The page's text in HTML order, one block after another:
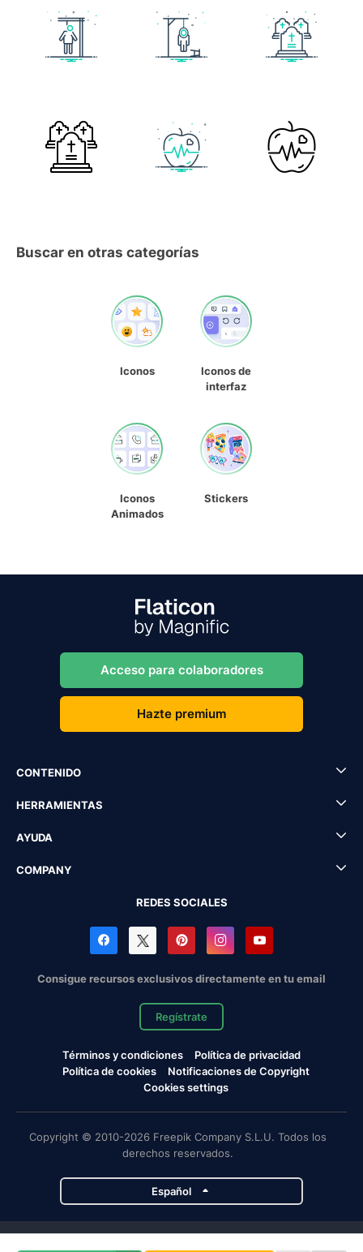
Buscar en otras categorías
Iconos
Iconos de
interfaz
Iconos
Animados
Stickers
Acceso para colaboradores
Hazte premium
CONTENIDO
HERRAMIENTAS
AYUDA
COMPANY
REDES SOCIALES
Consigue recursos exclusivos directamente en tu email
Regístrate
Términos y condiciones
Política de privacidad
Política de cookies
Notificaciones de Copyright
Cookies settings
Copyright © 2010-2026 Freepik Company S.L.U. Todos los
derechos reservados.
Español